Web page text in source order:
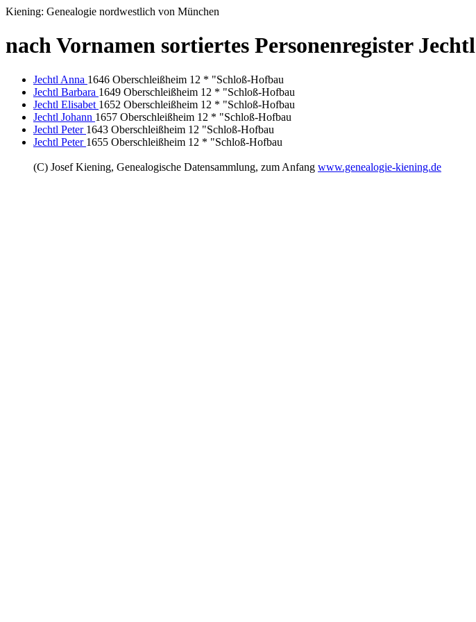
Kiening: Genealogie nordwestlich von München
nach Vornamen sortiertes Personenregister Jechtl
Jechtl Anna 1646 Oberschleißheim 12 * "Schloß-Hofbau
Jechtl Barbara 1649 Oberschleißheim 12 * "Schloß-Hofbau
Jechtl Elisabet 1652 Oberschleißheim 12 * "Schloß-Hofbau
Jechtl Johann 1657 Oberschleißheim 12 * "Schloß-Hofbau
Jechtl Peter 1643 Oberschleißheim 12 "Schloß-Hofbau
Jechtl Peter 1655 Oberschleißheim 12 * "Schloß-Hofbau
(C) Josef Kiening, Genealogische Datensammlung, zum Anfang www.genealogie-kiening.de